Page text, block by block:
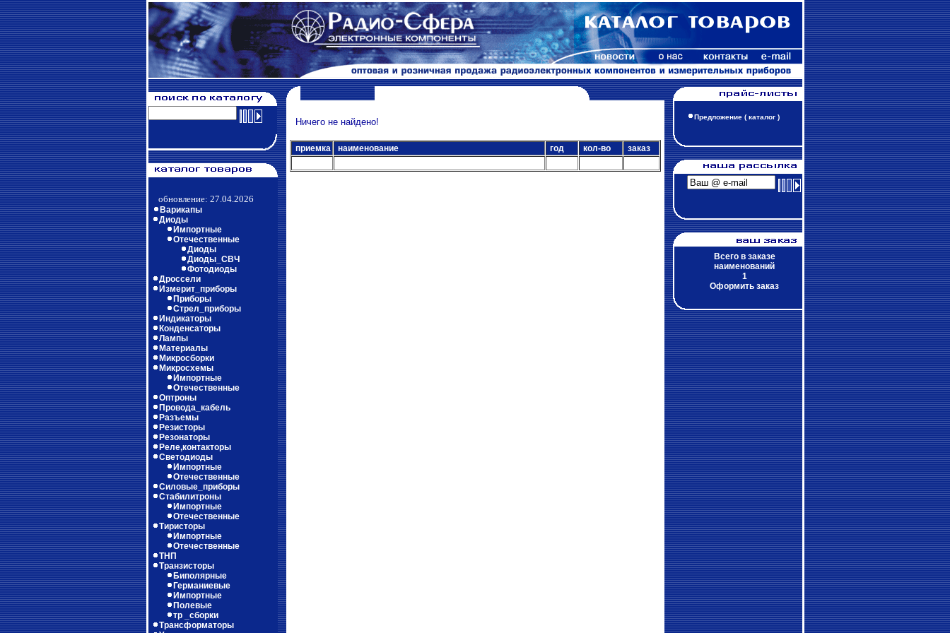
обновление: 27.04.2026
Варикапы
Диоды
Импортные
Отечественные
Диоды
Диоды_СВЧ
Фотодиоды
Дроссели
Измерит_приборы
Приборы
Стрел_приборы
Индикаторы
Конденсаторы
Лампы
Материалы
Микросборки
Микросхемы
Импортные
Отечественные
Оптроны
Провода_кабель
Разъемы
Резисторы
Резонаторы
Реле,контакторы
Светодиоды
Импортные
Отечественные
Силовые_приборы
Стабилитроны
Импортные
Отечественные
Тиристоры
Импортные
Отечественные
ТНП
Транзисторы
Биполярные
Германиевые
Импортные
Полевые
тр _сборки
Трансформаторы
Предложение ( каталог )
Всего в заказе
наименований
1
Оформить заказ
Ничего не найдено!
приемка наименование год кол-во заказ